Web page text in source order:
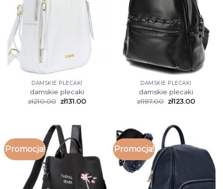
DAMSKIE PLECAKI
damskie plecaki
zł210.00 zł131.00
DAMSKIE PLECAKI
damskie plecaki
zł197.00 zł123.00
Promocja! Promocja!